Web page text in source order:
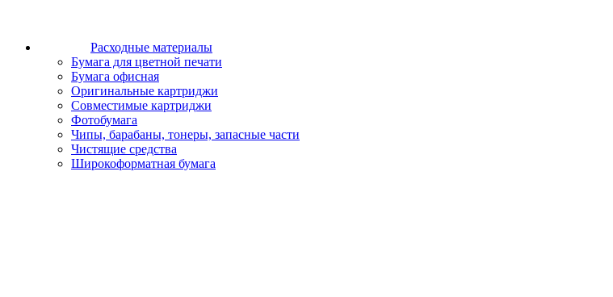
Расходные материалы
Бумага для цветной печати
Бумага офисная
Оригинальные картриджи
Совместимые картриджи
Фотобумага
Чипы, барабаны, тонеры, запасные части
Чистящие средства
Широкоформатная бумага